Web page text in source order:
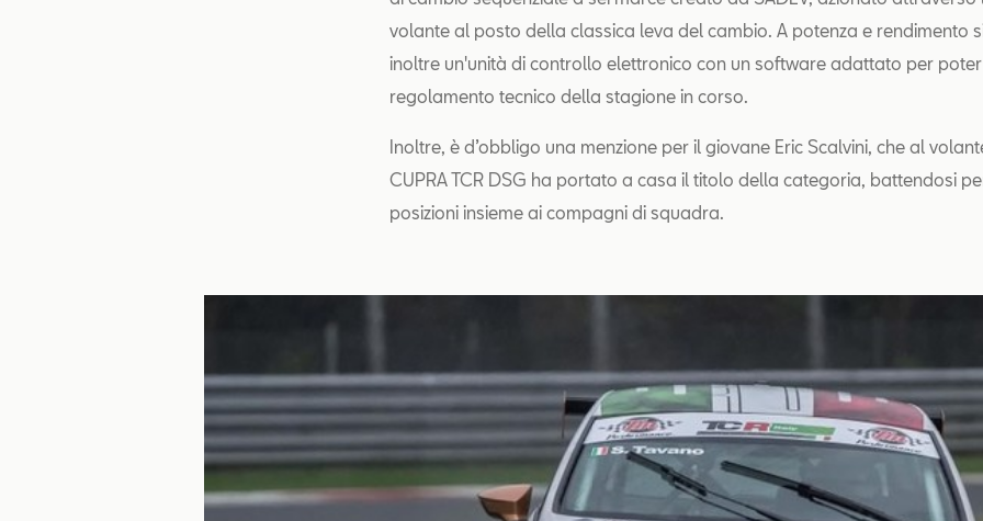
volante al posto della classica leva del cambio. A potenza e rendimento
inoltre un'unità di controllo elettronico con un software adattato per
regolamento tecnico della stagione in corso.
Inoltre, è d’obbligo una menzione per il giovane Eric Scalvini, che al
CUPRA TCR DSG ha portato a casa il titolo della categoria, battendosi
posizioni insieme ai compagni di squadra.